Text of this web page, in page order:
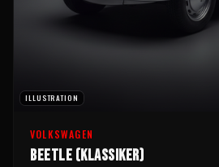
ILLUSTRATION
VOLKSWAGEN
Beetle (Klassiker)